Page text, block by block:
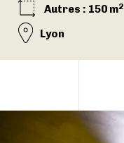
Autres : 150 m2
Lyon